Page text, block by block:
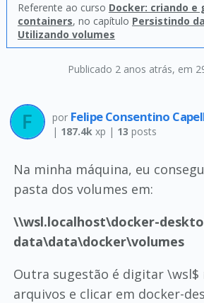
Publicado 2 anos atrás, em
Referente ao curso Docker: criando e
containers, no capítulo Persistindo
Utilizando volumes
por Felipe Consentino
| 187.4kxp | 13 posts
Na minha máquina, eu
pasta dos volumes em:
\\wsl.localhost\docker-
data\data\docker\volumes
Outra sugestão é digitar \wsl$
arquivos e clicar em docker-